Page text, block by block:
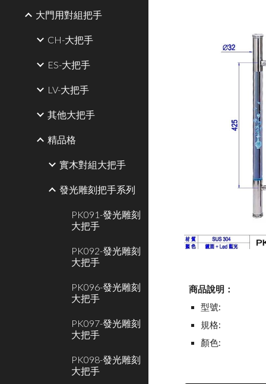
大門用對組把手
CH-大把手
ES-大把手
LV-大把手
其他大把手
精品格
實木對組大把手
發光雕刻把手系列
PK091-發光雕刻
大把手
PK092-發光雕刻
大把手
PK096-發光雕刻
大把手
PK097-發光雕刻
大把手
PK098-發光雕刻
大把手
商品說明：
型號:
規格:
顏色: